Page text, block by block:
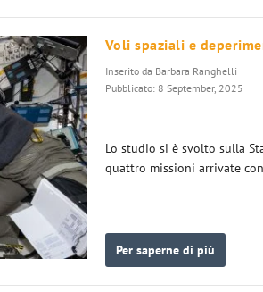
Voli spaziali e
Inserito da Barbara Ranghelli
Pubblicato: 8 September, 2025
Lo studio si è svolto sulla
quattro missioni arrivate
Per saperne di più